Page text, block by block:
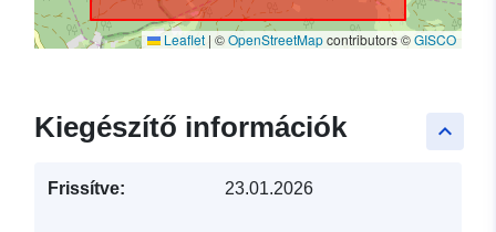
Leaflet | ©OpenStreetMapcontributors ©GISCO
keyboard_arrow_up
Kiegészítő információk
Frissítve: 23.01.2026